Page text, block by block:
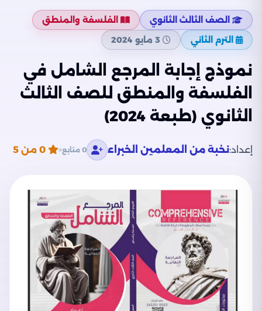
الصف الثالث الثانوي
الفلسفة والمنطق
الترم الثاني
3 مايو 2024
نموذج إجابة المرجع الشامل في
الفلسفة والمنطق للصف الثالث
الثانوي (طبعة 2024)
إعداد:نخبة من المعلمين الخبراء 0 متابع 0 من 5